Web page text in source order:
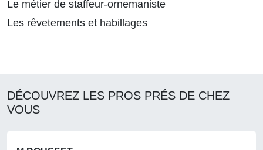
Le métier de staffeur-ornemaniste
Les rêvetements et habillages
DÉCOUVREZ LES PROS PRÉS DE CHEZ
VOUS